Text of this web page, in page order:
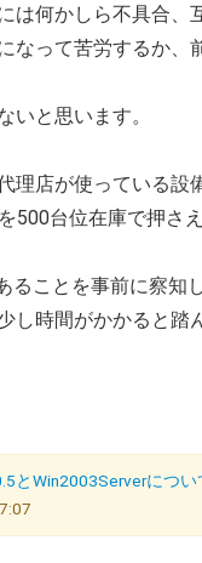
は何かしら不具合、
なって苦労するか、
いと思います。
理店が使っている設
500台位在庫で押さ
ることを事前に察知
し時間がかかると踏
とWin2003Serverについ